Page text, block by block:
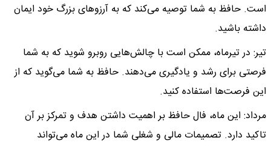
است. حافظ به شما توصیه می‌کند که به آرزوهای بزرگ خود ایمان
داشته باشید.
تیر: در تیرماه، ممکن است با چالش‌هایی روبرو شوید که به شما
فرصتی برای رشد و یادگیری می‌دهند. حافظ به شما می‌گوید که از
این فرصت‌ها استفاده کنید.
مرداد: این ماه، فال حافظ بر اهمیت داشتن هدف و تمرکز بر آن
تاکید دارد. تصمیمات مالی و شغلی شما در این ماه می‌تواند